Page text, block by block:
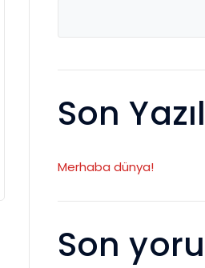
Son
Merhaba dünya!
Son